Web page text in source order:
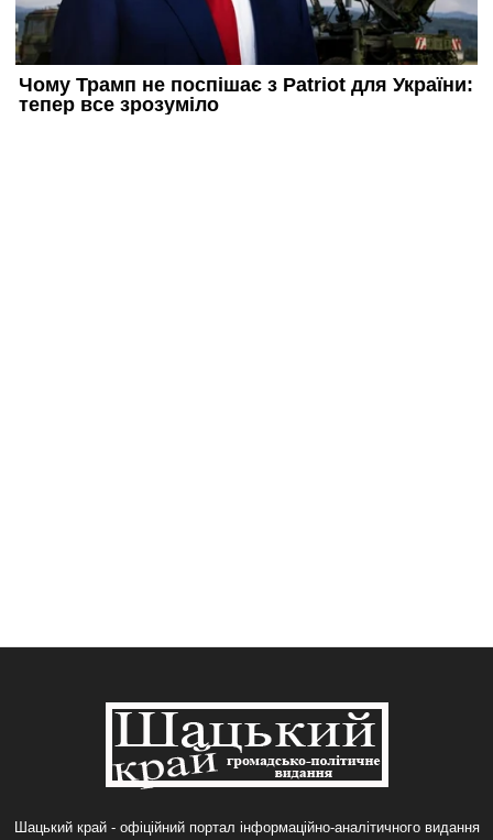
Шацький край - офіційний портал інформаційно-аналітичного видання